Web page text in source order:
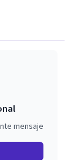
en
la historia y
mensaje